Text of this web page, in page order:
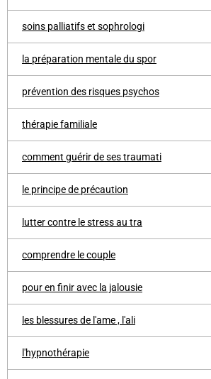
soins palliatifs et sophrologi
la préparation mentale du spor
prévention des risques psychos
thérapie familiale
comment guérir de ses traumati
le principe de précaution
lutter contre le stress au tra
comprendre le couple
pour en finir avec la jalousie
les blessures de l'ame , l'ali
l'hypnothérapie